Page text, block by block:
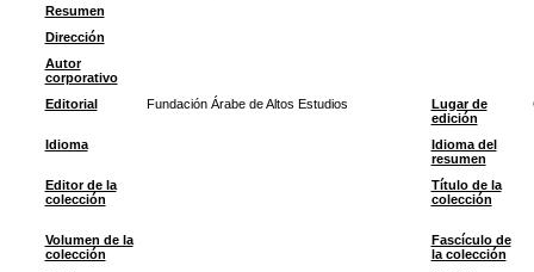
Resumen
Dirección
Autor
corporativo
Editorial
Fundación Árabe de Altos Estudios
Lugar de
edición
Idioma
Idioma del
resumen
Editor de la
colección
Título de la
colección
Volumen de la
colección
Fascículo de
la colección